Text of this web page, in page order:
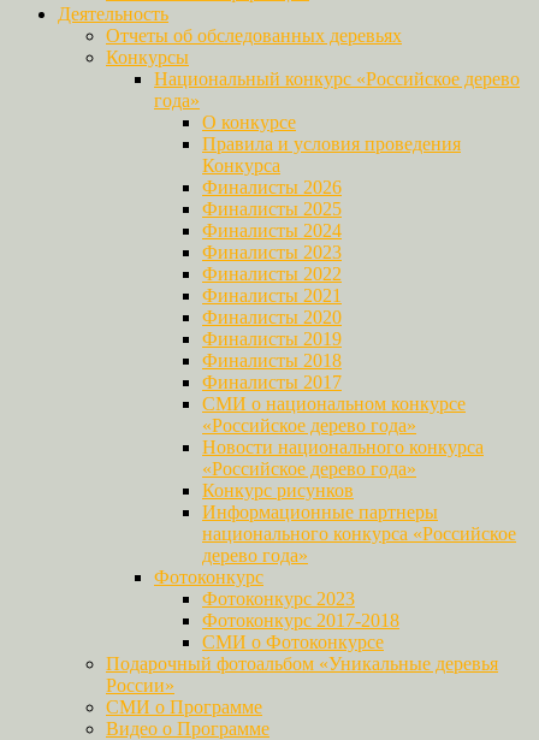
Деятельность
Отчеты об обследованных деревьях
Конкурсы
Национальный конкурс «Российское дерево
года»
О конкурсе
Правила и условия проведения
Конкурса
Финалисты 2026
Финалисты 2025
Финалисты 2024
Финалисты 2023
Финалисты 2022
Финалисты 2021
Финалисты 2020
Финалисты 2019
Финалисты 2018
Финалисты 2017
СМИ о национальном конкурсе
«Российское дерево года»
Новости национального конкурса
«Российское дерево года»
Конкурс рисунков
Информационные партнеры
национального конкурса «Российское
дерево года»
Фотоконкурс
Фотоконкурс 2023
Фотоконкурс 2017-2018
СМИ о Фотоконкурсе
Подарочный фотоальбом «Уникальные деревья
России»
СМИ о Программе
Видео о Программе